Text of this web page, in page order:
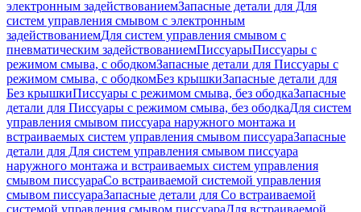
электронным задействованиемЗапасные детали для Для
систем управления смывом с электронным
задействованиемДля систем управления смывом с
пневматическим задействованиемПиссуарыПиссуары с
режимом смыва, с ободкомЗапасные детали для Писсуары с
режимом смыва, с ободкомБез крышкиЗапасные детали для
Без крышкиПиссуары с режимом смыва, без ободкаЗапасные
детали для Писсуары с режимом смыва, без ободкаДля систем
управления смывом писсуара наружного монтажа и
встраиваемых систем управления смывом писсуараЗапасные
детали для Для систем управления смывом писсуара
наружного монтажа и встраиваемых систем управления
смывом писсуараСо встраиваемой системой управления
смывом писсуараЗапасные детали для Со встраиваемой
системой управления смывом писсуараДля встраиваемой